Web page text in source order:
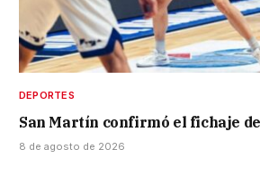
DEPORTES
San Martín confirmó el fichaje
8 de agosto de 2026